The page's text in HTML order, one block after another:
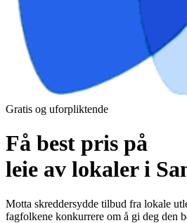
Gratis og uforpliktende
Få best pris på
leie av lokaler i
Motta skreddersydde tilbud fra lokale
fagfolkene konkurrere om å gi deg den